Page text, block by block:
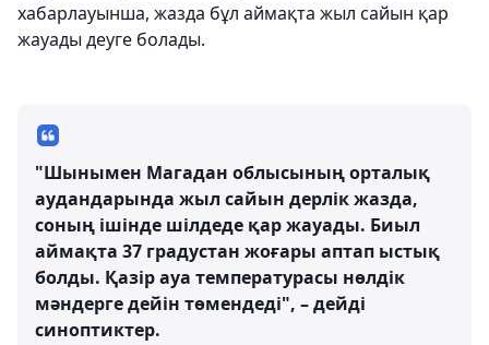
хабарлауынша, жазда бұл аймақта жыл сайын қар
жауады деуге болады.
"Шынымен Магадан облысының орталық
аудандарында жыл сайын дерлік жазда,
соның ішінде шілдеде қар жауады. Биыл
аймақта 37 градустан жоғары аптап ыстық
болды. Қазір ауа температурасы нөлдік
мәндерге дейін төмендеді", – дейді
синоптиктер.